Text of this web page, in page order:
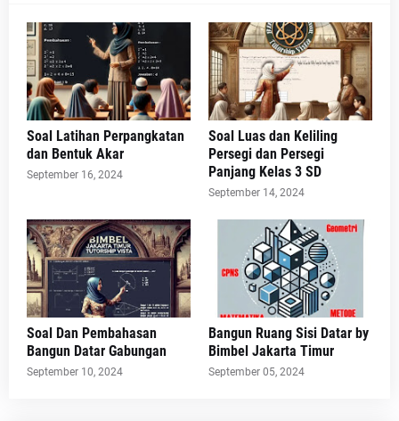
Soal Latihan Perpangkatan
dan Bentuk Akar
September 16, 2024
Soal Luas dan Keliling
Persegi dan Persegi
Panjang Kelas 3 SD
September 14, 2024
Soal Dan Pembahasan
Bangun Datar Gabungan
September 10, 2024
Bangun Ruang Sisi Datar by
Bimbel Jakarta Timur
September 05, 2024